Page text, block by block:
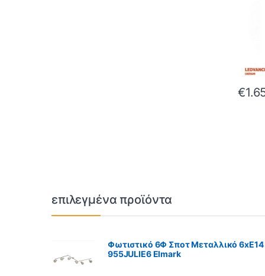
€
Brands Carousel
επιλεγμένα προϊόντα
Φωτιστικό 6Φ Σποτ Μεταλλικό 6xE14
955JULIE6 Elmark